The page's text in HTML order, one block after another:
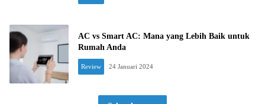
AC vs Smart AC: Mana yang Lebih Baik untuk
Rumah Anda
Review 24 Januari 2024